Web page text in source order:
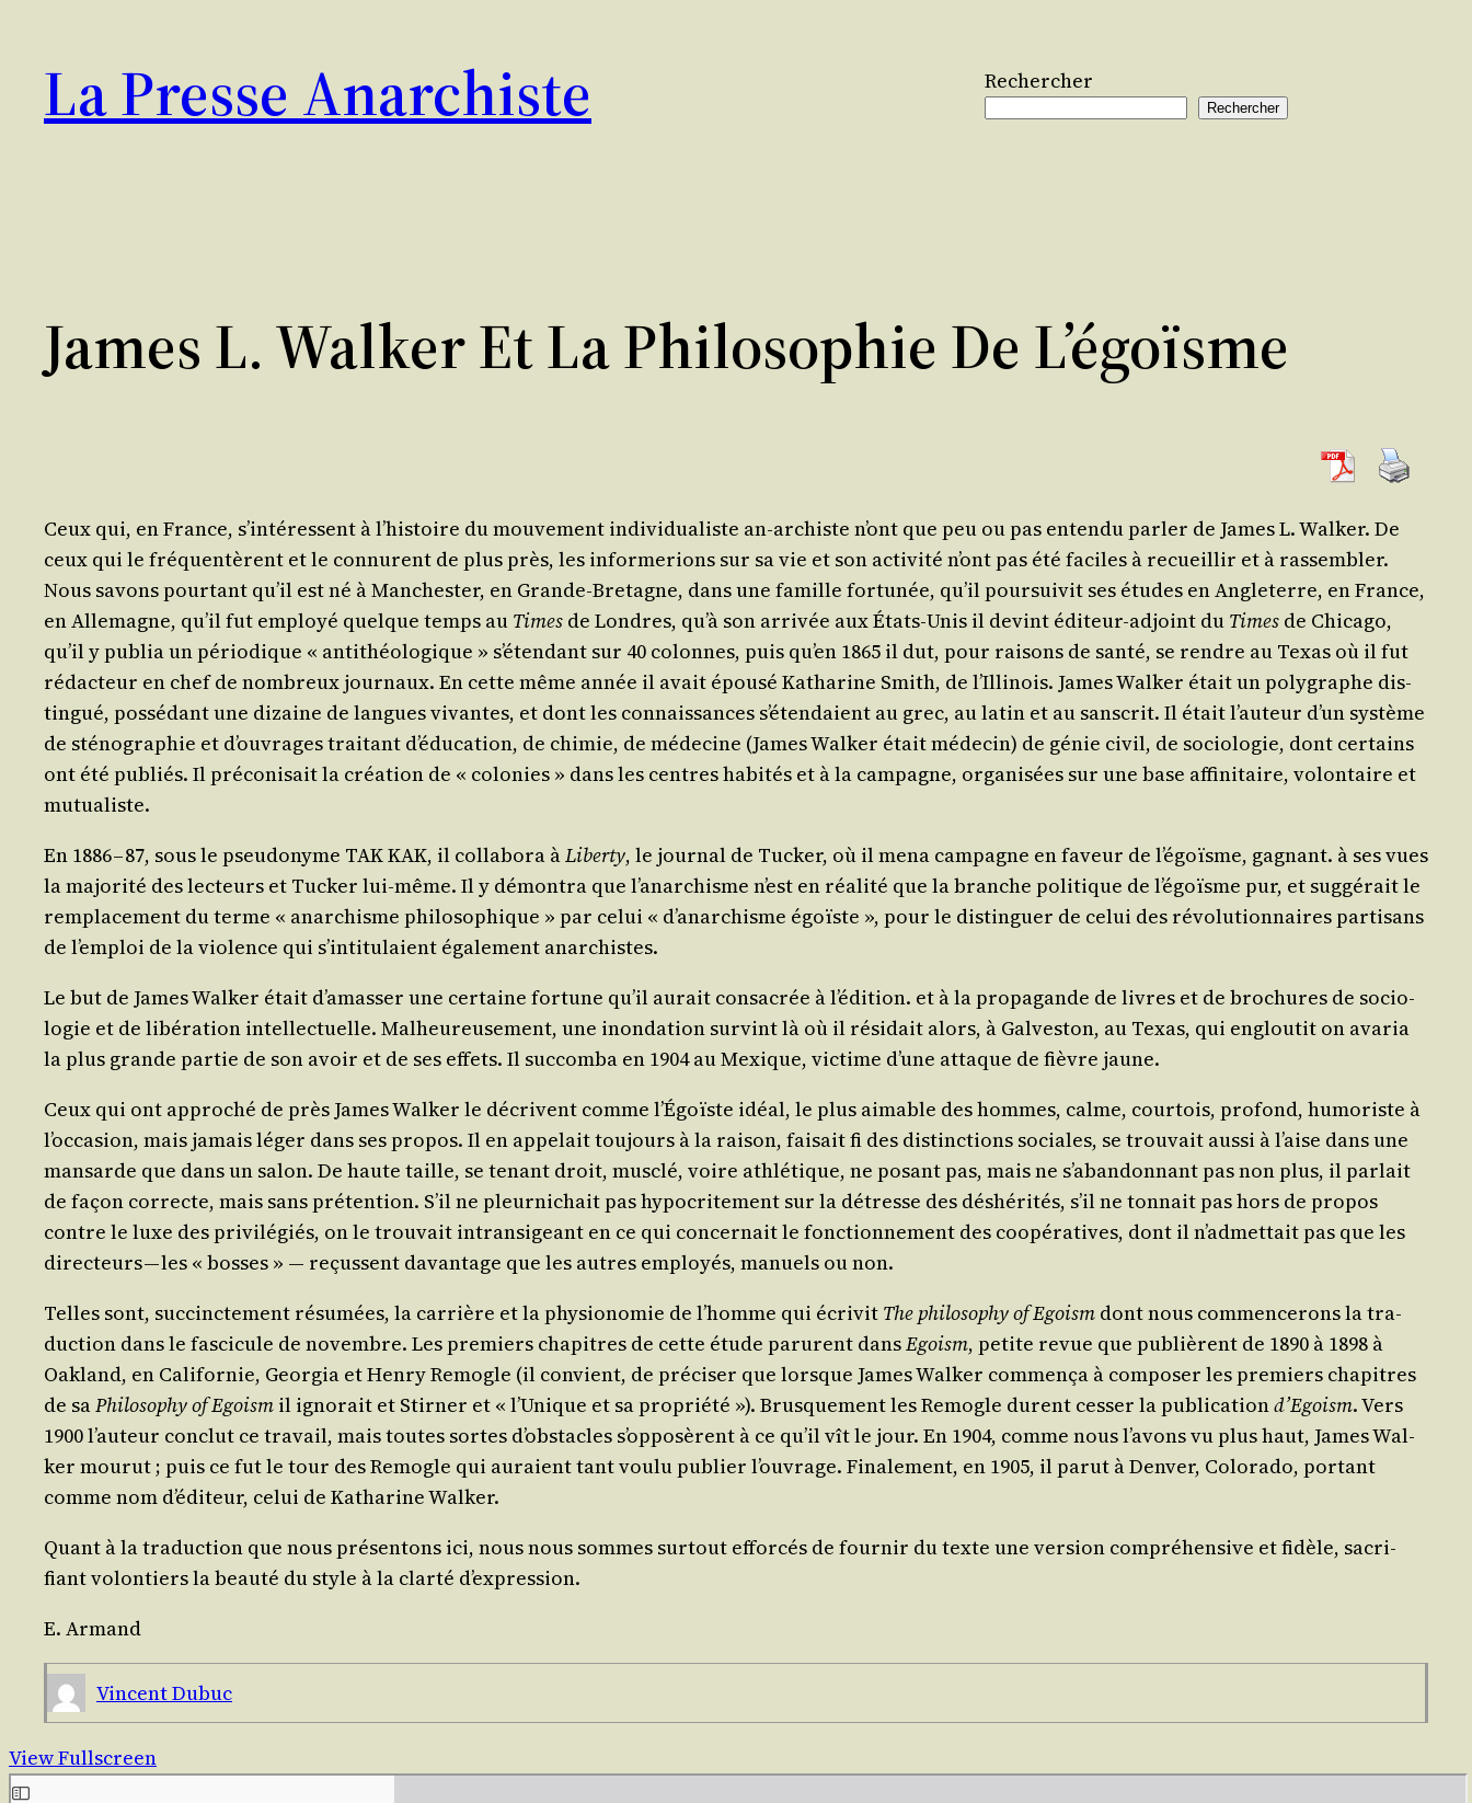
contenu
La Presse Anarchiste Rechercher
Rechercher
James L. Walker Et La Philosophie De L’égoïsme
Ceux qui, en France, s’in­té­ressent à l’his­toire du mou­ve­ment indi­vi­dua­liste an-archiste n’ont que peu ou pas enten­du par­ler de James L. Wal­ker. De
ceux qui le fré­quen­tèrent et le connurent de plus près, les infor­me­rions sur sa vie et son acti­vi­té n’ont pas été faciles à recueillir et à ras­sem­bler.
Nous savons pour­tant qu’il est né à Man­ches­ter, en Grande-Bre­tagne, dans une famille for­tu­née, qu’il pour­sui­vit ses études en Angle­terre, en France,
en Alle­magne, qu’il fut employé quelque temps au Times de Londres, qu’à son arri­vée aux États-Unis il devint édi­teur-adjoint du Times de Chi­ca­go,
qu’il y publia un pério­dique « anti­théo­lo­gique » s’é­ten­dant sur 40 colonnes, puis qu’en 1865 il dut, pour rai­sons de san­té, se rendre au Texas où il fut
rédac­teur en chef de nom­breux jour­naux. En cette même année il avait épou­sé Katha­rine Smith, de l’Illi­nois. James Wal­ker était un poly­graphe dis­
tin­gué, pos­sé­dant une dizaine de langues vivantes, et dont les connais­sances s’é­ten­daient au grec, au latin et au sans­crit. Il était l’au­teur d’un sys­tème
de sté­no­gra­phie et d’ou­vrages trai­tant d’é­du­ca­tion, de chi­mie, de méde­cine (James Wal­ker était méde­cin) de génie civil, de socio­lo­gie, dont cer­tains
ont été publiés. Il pré­co­ni­sait la créa­tion de « colo­nies » dans les centres habi­tés et à la cam­pagne, orga­ni­sées sur une base affi­ni­taire, volon­taire et
mutualiste.
En 1886 – 87, sous le pseu­do­nyme TAK KAK, il col­la­bo­ra àLiber­ty, le jour­nal de Tucker, où il mena cam­pagne en faveur de l’é­goïsme, gagnant. à ses vues
la majo­ri­té des lec­teurs et Tucker lui-même. Il y démon­tra que l’a­nar­chisme n’est en réa­li­té que la branche poli­tique de l’é­goïsme pur, et sug­gé­rait le
rem­pla­ce­ment du terme « anar­chisme phi­lo­so­phique » par celui « d’a­nar­chisme égoïste », pour le dis­tin­guer de celui des révo­lu­tion­naires par­ti­sans
de l’emploi de la vio­lence qui s’in­ti­tu­laient éga­le­ment anarchistes.
Le but de James Wal­ker était d’a­mas­ser une cer­taine for­tune qu’il aurait consa­crée à l’é­di­tion. et à la pro­pa­gande de livres et de bro­chures de socio­
lo­gie et de libé­ra­tion intel­lec­tuelle. Mal­heu­reu­se­ment, une inon­da­tion sur­vint là où il rési­dait alors, à Gal­ves­ton, au Texas, qui englou­tit on ava­ria
la plus grande par­tie de son avoir et de ses effets. Il suc­com­ba en 1904 au Mexique, vic­time d’une attaque de fièvre jaune.
Ceux qui ont appro­ché de près James Wal­ker le décrivent comme l’É­goïste idéal, le plus aimable des hommes, calme, cour­tois, pro­fond, humo­riste à
l’oc­ca­sion, mais jamais léger dans ses pro­pos. Il en appe­lait tou­jours à la rai­son, fai­sait fi des dis­tinc­tions sociales, se trou­vait aus­si à l’aise dans une
man­sarde que dans un salon. De haute taille, se tenant droit, mus­clé, voire ath­lé­tique, ne posant pas, mais ne s’a­ban­don­nant pas non plus, il par­lait
de façon cor­recte, mais sans pré­ten­tion. S’il ne pleur­ni­chait pas hypo­cri­te­ment sur la détresse des déshé­ri­tés, s’il ne ton­nait pas hors de pro­pos
contre le luxe des pri­vi­lé­giés, on le trou­vait intran­si­geant en ce qui concer­nait le fonc­tion­ne­ment des coopé­ra­tives, dont il n’ad­met­tait pas que les
direc­teurs — les « bosses » ― reçussent davan­tage que les autres employés, manuels ou non.
Telles sont, suc­cinc­te­ment résu­mées, la car­rière et la phy­sio­no­mie de l’homme qui écri­vit The phi­lo­so­phy of Egoism dont nous com­men­ce­rons la tra­
duc­tion dans le fas­ci­cule de novembre. Les pre­miers cha­pitres de cette étude parurent dansEgoism, petite revue que publièrent de 1890 à 1898 à
Oak­land, en Cali­for­nie, Geor­gia et Hen­ry Remogle (il convient, de pré­ci­ser que lorsque James Wal­ker com­men­ça à com­po­ser les pre­miers cha­pitres
de saPhi­lo­so­phy of Egoism il igno­rait et Stir­ner et « l’U­nique et sa pro­prié­té »). Brus­que­ment les Remogle durent ces­ser la publi­ca­tiond’E­goism. Vers
1900 l’au­teur conclut ce tra­vail, mais toutes sortes d’obs­tacles s’op­po­sèrent à ce qu’il vît le jour. En 1904, comme nous l’a­vons vu plus haut, James Wal­
ker mou­rut ; puis ce fut le tour des Remogle qui auraient tant vou­lu publier l’ou­vrage. Fina­le­ment, en 1905, il parut à Den­ver, Colo­ra­do, por­tant
comme nom d’é­di­teur, celui de Katha­rine Walker.
Quant à la tra­duc­tion que nous pré­sen­tons ici, nous nous sommes sur­tout effor­cés de four­nir du texte une ver­sion com­pré­hen­sive et fidèle, sacri­
fiant volon­tiers la beau­té du style à la clar­té d’expression.
E. Armand
Vincent Dubuc
View Fullscreen